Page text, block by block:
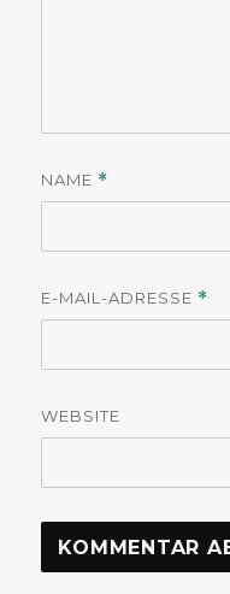
NAME *
E-MAIL-ADRESSE *
WEBSITE